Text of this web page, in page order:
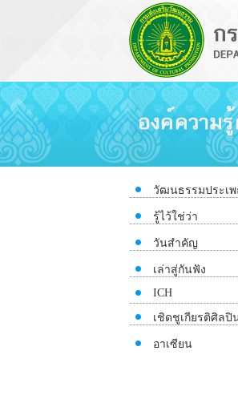
วัฒนธรรมป
รู้ไว้ใช่ว่า
วันสำคัญ
เล่าสู่กันฟัง
ICH
เชิดชูเกียรติศิลปิ
อาเซียน